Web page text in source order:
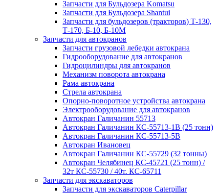
Запчасти для Бульдозера Komatsu
Запчасти для Бульдозера Shantui
Запчасти для бульдозеров (тракторов) Т-130,
Т-170, Б-10, Б-10М
Запчасти для автокранов
Запчасти грузовой лебедки автокрана
Гидрооборудование для автокранов
Гидроцилиндры для автокранов
Механизм поворота автокрана
Рама автокрана
Стрела автокрана
Опорно-поворотное устройства автокрана
Электрооборудование для автокранов
Автокран Галичанин 55713
Автокран Галичанин КС-55713-1В (25 тонн)
Автокран Галичанин КС-55713-5В
Автокран Ивановец
Автокран Галичанин КС-55729 (32 тонны)
Автокран Челябинец КС-45721 (25 тонн) /
32т КС-55730 / 40т. КС-65711
Запчасти для экскаваторов
Запчасти для экскаваторов Caterpillar